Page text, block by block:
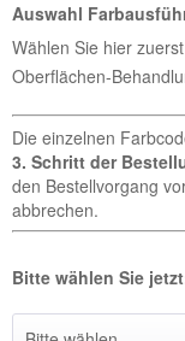
Auswahl
Wählen Sie hier
Oberflächen-
Die einzelnen
3. Schritt der
den Bestellvorgang
abbrechen.
Bitte wählen Sie